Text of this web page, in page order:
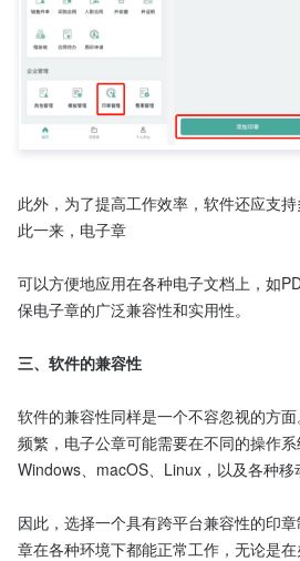
此外，为了提高工作效率，软件还应支
此一来，电子章
可以方便地应用在各种电子文档上，如
保电子章的广泛兼容性和实用性。
三、软件的兼容性
软件的兼容性同样是一个不容忽视的方
频繁，电子公章可能需要在不同的操作
Windows、macOS、Linux，以及各种移
因此，选择一个具有跨平台兼容性的印
章在各种环境下都能正常工作，无论是